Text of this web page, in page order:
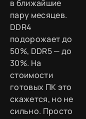
в ближайшие
пару месяцев.
DDR4
подорожает до
50%, DDR5 — до
30%. На
стоимости
готовых ПК это
скажется, но не
сильно. Просто